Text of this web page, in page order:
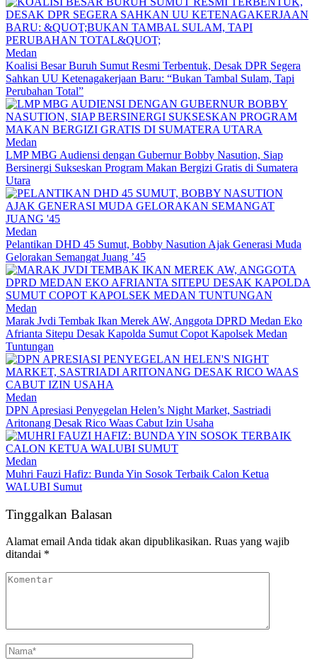
Medan
Koalisi Besar Buruh Sumut Resmi Terbentuk, Desak DPR Segera
Sahkan UU Ketenagakerjaan Baru: “Bukan Tambal Sulam, Tapi
Perubahan Total”
Medan
LMP MBG Audiensi dengan Gubernur Bobby Nasution, Siap
Bersinergi Sukseskan Program Makan Bergizi Gratis di Sumatera
Utara
Medan
Pelantikan DHD 45 Sumut, Bobby Nasution Ajak Generasi Muda
Gelorakan Semangat Juang ’45
Medan
Marak Jvdi Tembak Ikan Merek AW, Anggota DPRD Medan Eko
Afrianta Sitepu Desak Kapolda Sumut Copot Kapolsek Medan
Tuntungan
Medan
DPN Apresiasi Penyegelan Helen’s Night Market, Sastriadi
Aritonang Desak Rico Waas Cabut Izin Usaha
Medan
Muhri Fauzi Hafiz: Bunda Yin Sosok Terbaik Calon Ketua
WALUBI Sumut
Tinggalkan Balasan
Alamat email Anda tidak akan dipublikasikan. Ruas yang wajib
ditandai *